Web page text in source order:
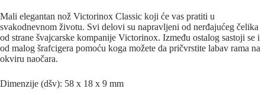
Mali elegantan nož Victorinox Classic koji će vas pratiti u
svakodnevnom životu. Svi delovi su napravljeni od nerđajućeg čelika
od strane švajcarske kompanije Victorinox. Između ostalog sastoji se i
od malog šrafcigera pomoću koga možete da pričvrstite labav rama na
okviru naočara.
Dimenzije (dšv): 58 x 18 x 9 mm